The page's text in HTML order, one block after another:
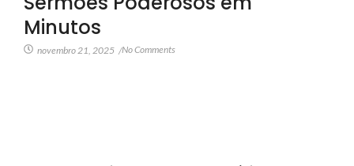
Minutos
novembro 21, 2025 /No Comments